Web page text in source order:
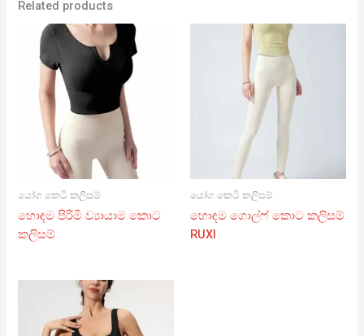
Related products
යෝග කෙටි කලිසම්
හොඳම පිරිමි ව්‍යායාම කොට
කලිසම්
යෝග කෙටි කලිසම්
හොඳම ගොල්ෆ් කොට කලිසම්
RUXI